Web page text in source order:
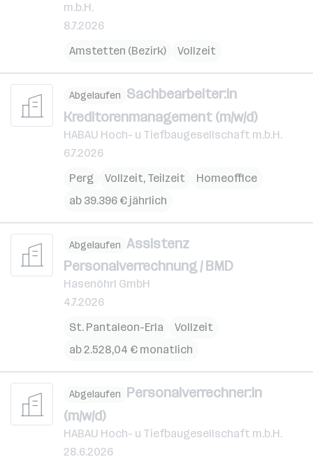
m.b.H.
8.7.2026
Amstetten (Bezirk)
Vollzeit
Abgelaufen Sachbearbeiter:in
Kreditorenmanagement (m/w/d)
HABAU Hoch- u Tiefbaugesellschaft m.b.H.
6.7.2026
Perg
Vollzeit, Teilzeit
Homeoffice
ab 39.396 € jährlich
Abgelaufen Assistenz
Personalverrechnung / BMD
Hasenöhrl GmbH
4.7.2026
St. Pantaleon-Erla
Vollzeit
ab 2.528,04 € monatlich
Abgelaufen Personalverrechner:in
(m/w/d)
HABAU Hoch- u Tiefbaugesellschaft m.b.H.
28.6.2026